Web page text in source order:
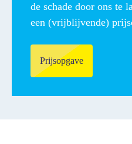
de schade door ons te
een (vrijblijvende)
Prijsopgave